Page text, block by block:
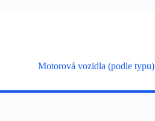
Motorová vozidla (podle typu)